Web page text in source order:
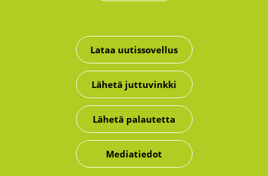
Lataa uutissovellus
Lähetä juttuvinkki
Lähetä palautetta
Mediatiedot